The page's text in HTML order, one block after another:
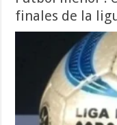
finales de la